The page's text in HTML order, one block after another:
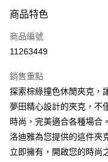
信用卡一次付款
超商取貨付款
運送方式
全家取貨付款
免運費
付款後全家取貨
商品特色
商品編號
11263449
銷售重點
探索棕綠撞色休閒夾克，
夢田精心設計的夾克，不
時尚，完美適合各種場合
洛迪雅為您提供的這件夾
立即擁有，開啟您的時尚